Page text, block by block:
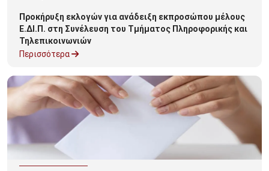
Προκήρυξη εκλογών για ανάδειξη εκπροσώπου μέλους
Ε.ΔΙ.Π. στη Συνέλευση του Τμήματος Πληροφορικής και
Τηλεπικοινωνιών
Περισσότερα